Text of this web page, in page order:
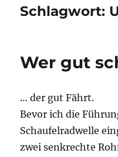
Schlagwort:
Wer gut
… der gut Fährt.
Bevor ich die
Schaufelradwelle
zwei senkrechte